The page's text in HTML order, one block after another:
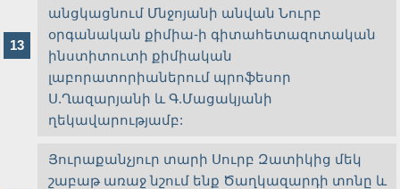
անցկացնում Մնջոյանի անվան Նուրբ
օրգանական քիմիա-ի գիտահետազոտական
ինստիտուտի քիմիական
լաբորատորիաներում պրոֆեսոր
Ս.Ղազարյանի և Գ.Մացակյանի
ղեկավարությամբ:
Յուրաքանչյուր տարի Սուրբ Զատիկից մեկ
շաբաթ առաջ նշում ենք Ծաղկազարդի տոնը և